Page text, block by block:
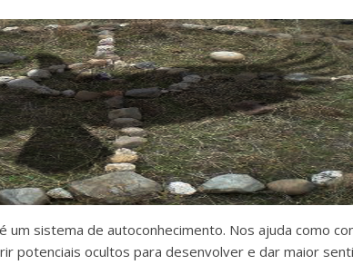
um sistema de autoconhecimento. Nos ajuda como
potenciais ocultos para desenvolver e dar maior